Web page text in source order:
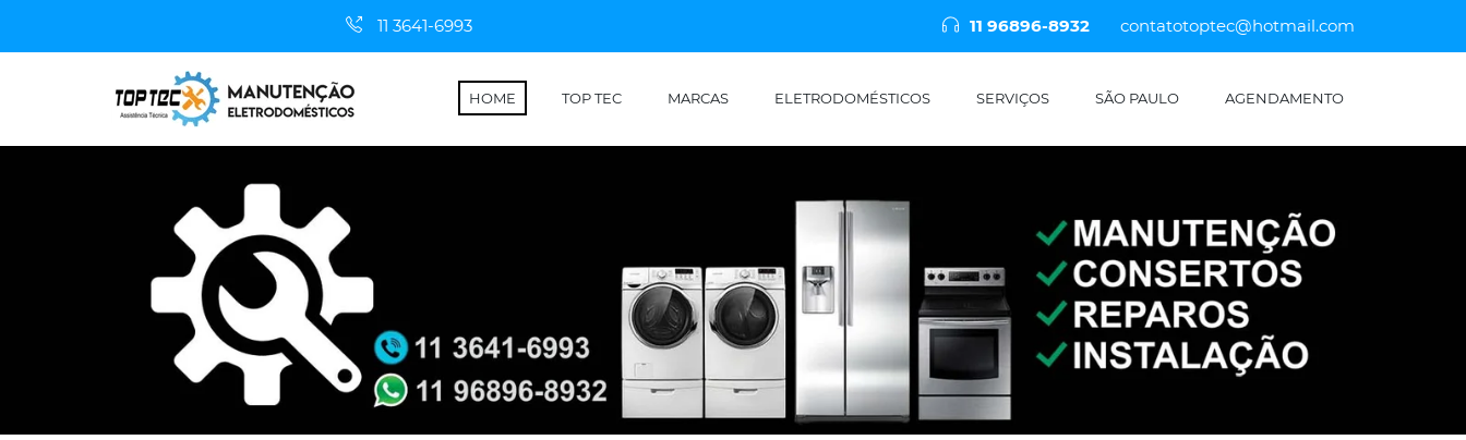
11 3641-6993 11 96896-8932 contatotoptec@hotmail.com
HOME TOP TEC MARCAS ELETRODOMÉSTICOS SERVIÇOS SÃO PAULO AGENDAMENTO